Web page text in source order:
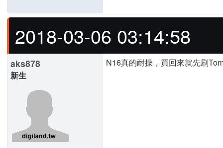
2018-03-06 03:14:58
aks878
新生
N16真的耐操，買回來就先刷